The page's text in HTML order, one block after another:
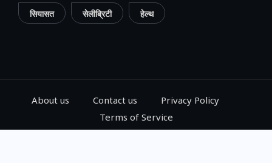
सियासत सेलीब्रिटी हेल्थ
About us Contact us
Privacy Policy
Terms of Service